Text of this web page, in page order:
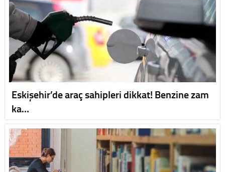
Eskişehir’de araç sahipleri dikkat! Benzine zam
ka…